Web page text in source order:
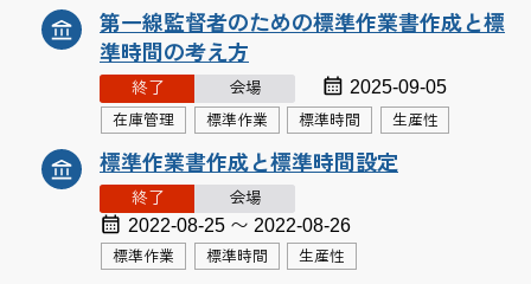
第一線監督者のための標準作業書作成と標
準時間の考え方
終了 会場 2025-09-05
在庫管理 標準作業 標準時間 生産性
標準作業書作成と標準時間設定
終了 会場
2022-08-25 〜 2022-08-26
標準作業 標準時間 生産性